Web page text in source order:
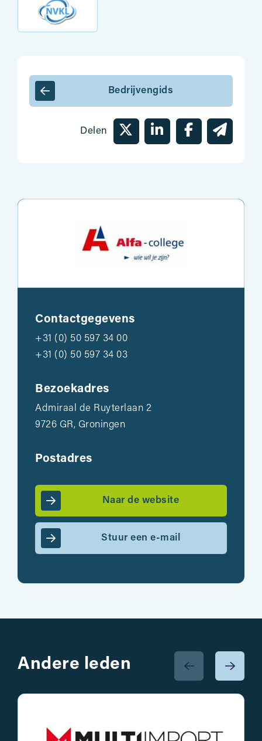
Bedrijvengids
Delen
Contactgegevens
+31 (0) 50 597 34 00
+31 (0) 50 597 34 03
Bezoekadres
Admiraal de Ruyterlaan 2
9726 GR, Groningen
Postadres
Naar de website
Stuur een e-mail
Andere leden